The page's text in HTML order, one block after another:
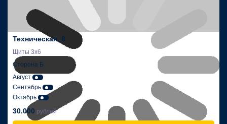
Техническая, 8
Щиты 3х6
Сторона Б
Август
Сентябрь
Октябрь
30.000 рублей